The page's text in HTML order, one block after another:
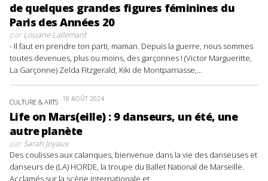
de quelques grandes figures féminines du
Paris des Années 20
parLouane Lallemant
- Il faut en prendre ton parti, maman. Depuis la guerre, nous sommes
toutes devenues, plus ou moins, des garçonnes ! (Victor Margueritte,
La Garçonne) Zelda Fitzgerald, Kiki de Montparnasse,...
CULTURE & ARTS 18 AOÛT 2024
Life on Mars(eille) : 9 danseurs, un été, une
autre planète
parSarah Joyaux
Des coulisses aux calanques, bienvenue dans la vie des danseuses et
danseurs de (LA) HORDE, la troupe du Ballet National de Marseille.